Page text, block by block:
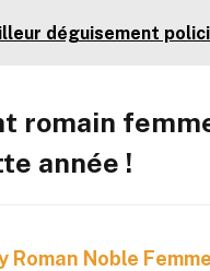
déguisement
romain
année !
Roman Noble